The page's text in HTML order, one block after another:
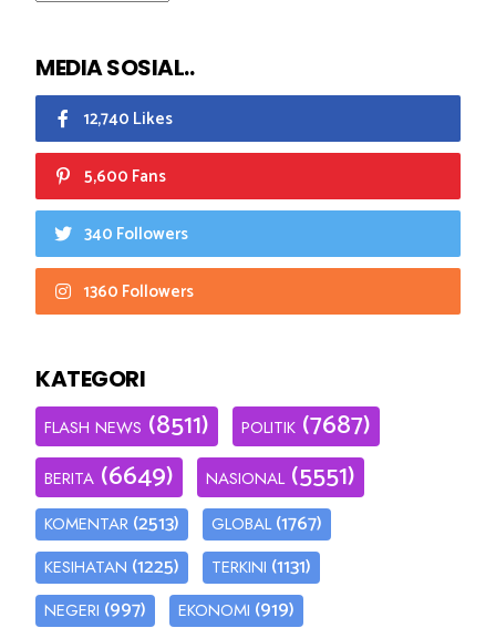
MEDIA SOSIAL..
12,740 Likes
5,600 Fans
340 Followers
1360 Followers
KATEGORI
FLASH NEWS (8511) POLITIK (7687)
BERITA (6649) NASIONAL (5551)
KOMENTAR (2513) GLOBAL (1767)
KESIHATAN (1225) TERKINI (1131)
NEGERI (997) EKONOMI (919)